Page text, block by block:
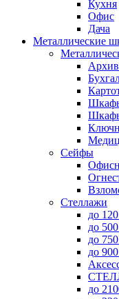
Кухня
Офис
Дача
Металлические
Сейфы
Стеллажи
до
до
до
до
до